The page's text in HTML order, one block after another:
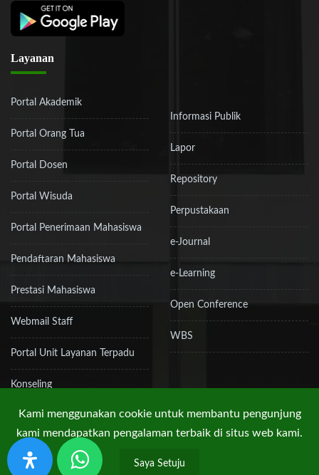
Layanan
Portal Akademik
Portal Orang Tua
Portal Dosen
Portal Wisuda
Portal Penerimaan Mahasiswa
Pendaftaran Mahasiswa
Prestasi Mahasiswa
Webmail Staff
Portal Unit Layanan Terpadu
Konseling
Informasi Publik
Lapor
Repository
Perpustakaan
e-Journal
e-Learning
Open Conference
WBS
Hak Cipta © 2019 UPN "Veteran" Jakarta
Kami menggunakan cookie untuk membantu pengunjung
kami mendapatkan pengalaman terbaik di situs web kami.
Saya Setuju